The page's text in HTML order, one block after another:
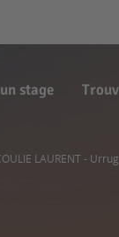
stage
LAURENT -